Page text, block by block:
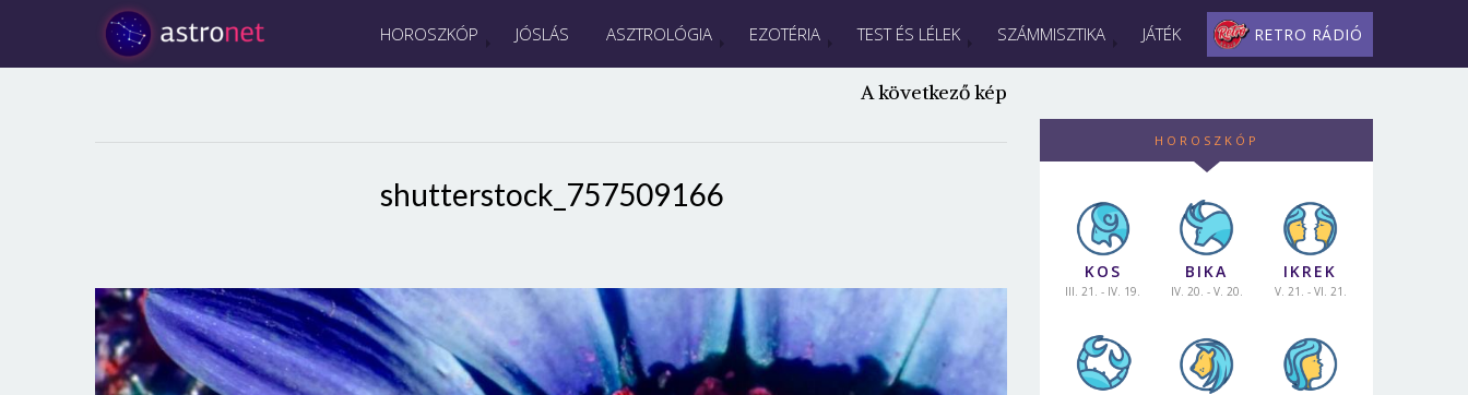
HOROSZKÓP JÓSLÁS ASZTROLÓGIA EZOTÉRIA TEST ÉS LÉLEK SZÁMMISZTIKA JÁTÉK RETRO RÁDIÓ
A következő kép
shutterstock_757509166
HOROSZKÓP
KOS
III. 21. - IV. 19.
BIKA
IV. 20. - V. 20.
IKREK
V. 21. - VI. 21.